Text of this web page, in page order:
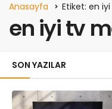
Anasayfa Etiket: en
en iyi tv
SON YAZILAR